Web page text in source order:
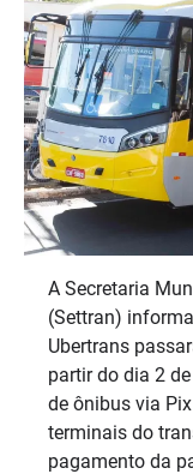
A Secretaria
(Settran)
Ubertrans
partir do dia 2
de ônibus via
terminais do
pagamento da